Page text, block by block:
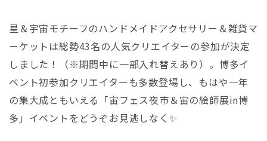
星＆宇宙モチーフのハンドメイドアクセサリー＆雑貨マ
ーケットは総勢43名の人気クリエイターの参加が決定
しました！
（※期間中に一部入れ替えあり）。 博多イ
ベント初参加クリエイターも多数登場し、もはや一年
の集大成ともいえる「宙フェス夜市＆宙の絵師展in博
多」イベントをどうぞお見逃しなく✨